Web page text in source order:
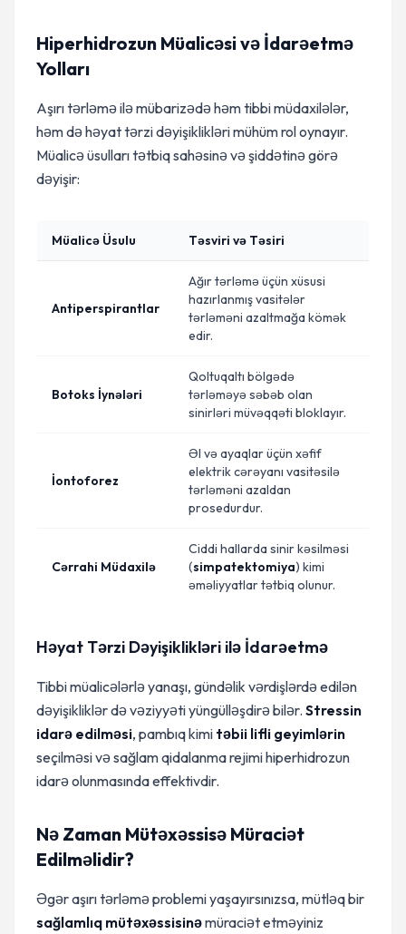
Hiperhidrozun Müalicəsi və İdarəetmə
Yolları
Aşırı tərləmə ilə mübarizədə həm tibbi müdaxilələr,
həm də həyat tərzi dəyişiklikləri mühüm rol oynayır.
Müalicə üsulları tətbiq sahəsinə və şiddətinə görə
dəyişir:
Müalicə Üsulu Təsviri və Təsiri
Antiperspirantlar
Ağır tərləmə üçün xüsusi
hazırlanmış vasitələr
tərləməni azaltmağa kömək
edir.
Botoks İynələri
Qoltuqaltı bölgədə
tərləməyə səbəb olan
sinirləri müvəqqəti bloklayır.
İontoforez
Əl və ayaqlar üçün xəfif
elektrik cərəyanı vasitəsilə
tərləməni azaldan
prosedurdur.
Cərrahi Müdaxilə
Ciddi hallarda sinir kəsilməsi
(simpatektomiya) kimi
əməliyyatlar tətbiq olunur.
Həyat Tərzi Dəyişiklikləri ilə İdarəetmə
Tibbi müalicələrlə yanaşı, gündəlik vərdişlərdə edilən
dəyişikliklər də vəziyyəti yüngülləşdirə bilər. Stressin
idarə edilməsi, pambıq kimi təbii lifli geyimlərin
seçilməsi və sağlam qidalanma rejimi hiperhidrozun
idarə olunmasında effektivdir.
Nə Zaman Mütəxəssisə Müraciət
Edilməlidir?
Əgər aşırı tərləmə problemi yaşayırsınızsa, mütləq bir
sağlamlıq mütəxəssisinəmüraciət etməyiniz